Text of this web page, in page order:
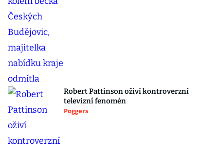
Robert Pattinson oživí kontroverzní
televizní fenomén
Poggers